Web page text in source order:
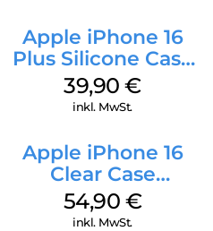
Apple iPhone 16
Plus Silicone Case
MagSafe Plum
39,90€
inkl. MwSt.
Apple iPhone 16
Clear Case
MagSafe
Transparent
54,90 €
inkl. MwSt.